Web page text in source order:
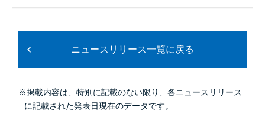
ニュースリリース一覧に戻る
※掲載内容は、特別に記載のない限り、各ニュースリリース
に記載された発表日現在のデータです。